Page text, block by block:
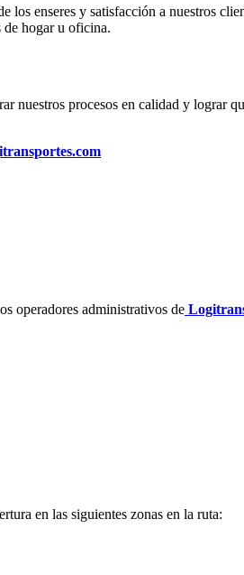
los enseres y satisfacción a nuestros
de hogar u oficina.
nuestros procesos en calidad y lograr
operadores administrativos de
en las siguientes zonas en la ruta: